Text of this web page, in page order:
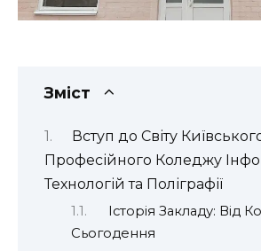
Зміст
Вступ до Світу
Професійного Коледжу
Технологій та Поліграфії
Історія Закладу: Від
Сьогодення